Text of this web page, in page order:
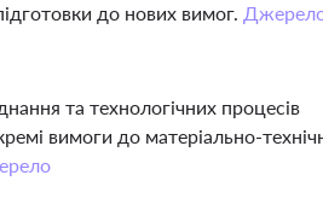
до нових вимог.
та технологічних процесів
вимоги до матеріально-